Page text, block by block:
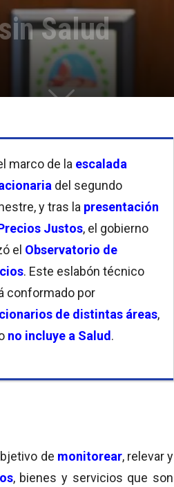
Salud
marco de la escalada
del segundo
y tras la presentación
Justos, el gobierno
el Observatorio de
. Este eslabón técnico
conformado por
de distintas áreas,
no incluye a Salud.
de monitorear, relevar y
, bienes y servicios que son